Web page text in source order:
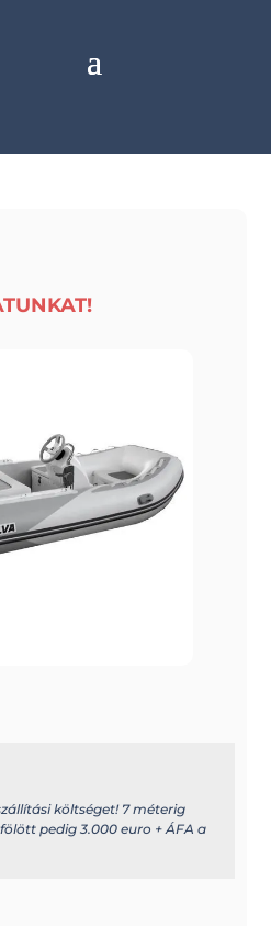
költséget! 7 méterig
pedig 3.000 euro + ÁFA a